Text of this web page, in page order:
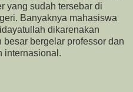
yang sudah tersebar di
Banyaknya mahasiswa
dikarenakan
bergelar professor dan
internasional.